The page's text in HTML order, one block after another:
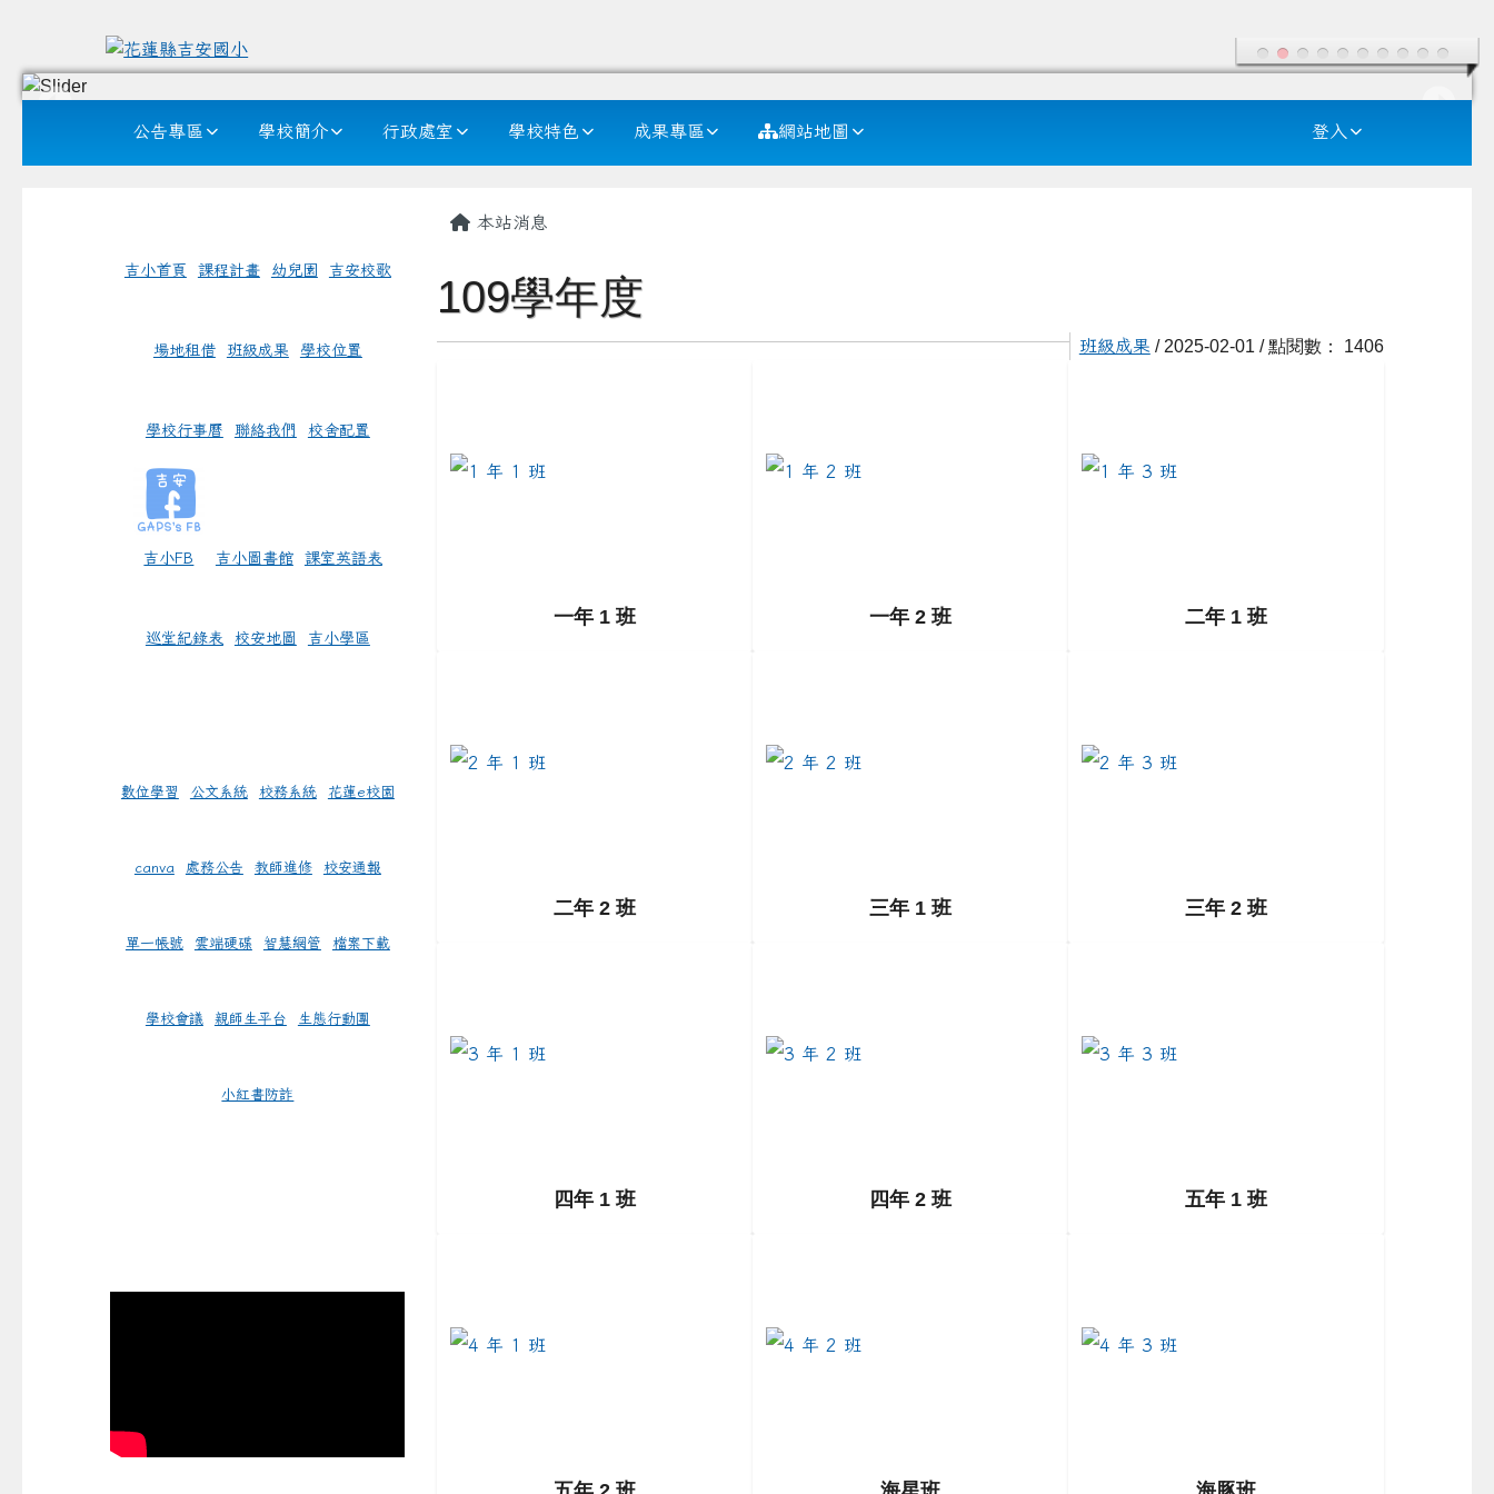
跳至主內容區
花蓮縣吉安國小
公告專區 學校簡介 行政處室 學校特色 成果專區 網站地圖 登入
吉小首頁 課程計畫 幼兒園 吉安校歌
場地租借 班級成果 學校位置
學校行事曆 聯絡我們 校舍配置
吉小FB 吉小圖書館 課室英語表
巡堂紀錄表 校安地圖 吉小學區
數位學習 公文系統 校務系統 花蓮e校園
canva 處務公告 教師進修 校安通報
單一帳號 雲端硬碟 智慧網管 檔案下載
學校會議 親師生平台 生態行動團
小紅書防詐
主內容區域
本站消息
109學年度
班級成果 / 2025-02-01 / 點閱數： 1406
一年 1 班 一年 2 班 二年 1 班
二年 2 班 三年 1 班 三年 2 班
四年 1 班 四年 2 班 五年 1 班